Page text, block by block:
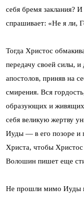
себя бремя заклания?
спрашивает: «Не я ли,
Тогда Христос
передачу своей силы,
апостолов, приняв на
смирения. Вся
образующих и
себя великую жертву
Иуды — в его позоре и
Христа, чтобы Христос
Волошин пишет еще
Не прошли мимо Иуды